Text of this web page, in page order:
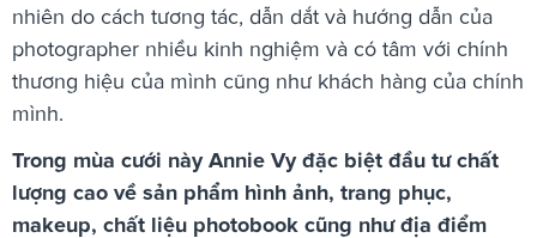
nhiên do cách tương tác, dẫn dắt và hướng dẫn của
photographer nhiều kinh nghiệm và có tâm với chính
thương hiệu của mình cũng như khách hàng của chính
mình.
Trong mùa cưới này Annie Vy đặc biệt đầu tư chất
lượng cao về sản phẩm hình ảnh, trang phục,
makeup, chất liệu photobook cũng như địa điểm